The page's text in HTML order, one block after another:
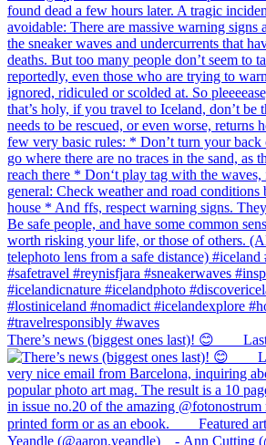
There’s news (biggest ones last)! 😊⠀ ⠀